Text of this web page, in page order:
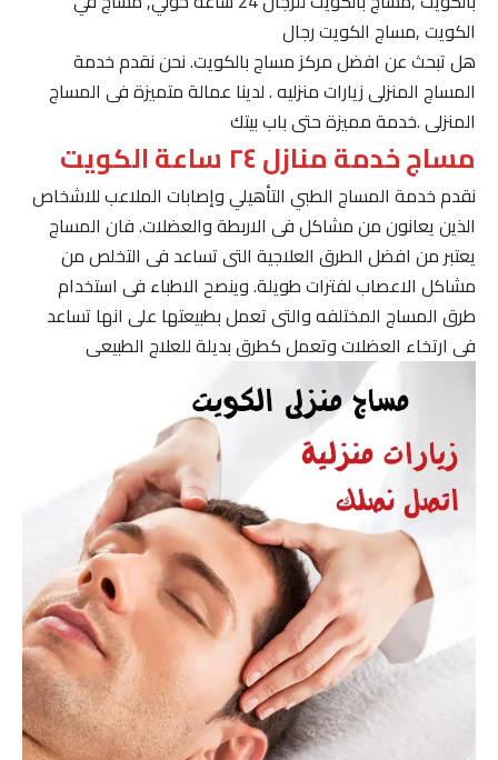
الكويت ,مساج الكويت رجال
هل تبحث عن افضل مركز مساج بالكويت. نحن نقدم خدمة
المساج المنزلى زيارات منزليه . لدينا عمالة متميزة فى المساج
المنزلى .خدمة مميزة حتى باب بيتك
مساج خدمة منازل ٢٤ ساعة الكويت
نقدم خدمة المساج الطبي التأهيلي وإصابات الملاعب للاشخاص
الذين يعانون من مشاكل فى الاربطة والعضلات. فان المساج
يعتبر من افضل الطرق العلاجية التى تساعد فى التخلص من
مشاكل الاعصاب لفترات طويلة. وينصح الاطباء فى استخدام
طرق المساج المختلفه والتى تعمل بطبيعتها على انها تساعد
فى ارتخاء العضلات وتعمل كطرق بديلة للعلاج الطبيعى